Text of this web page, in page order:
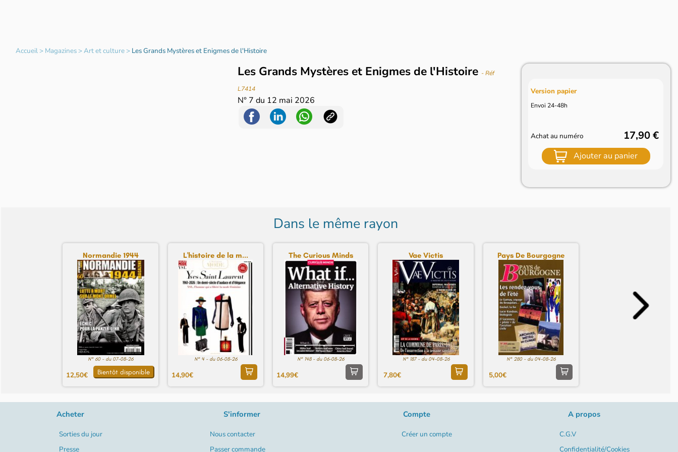
Accueil> Magazines>Art et culture> Les Grands Mystères et Enigmes de l'Histoire
Les Grands Mystères et Enigmes de l'Histoire - Réf
L7414
N° 7 du 12 mai 2026
Version papier
Envoi 24-48h
Achat au numéro 17,90 €
Ajouter au panier
Dans le même rayon
Normandie 1944
N° 60 - du 07-08-26
12,50€ Bientôt disponible
L'histoire de la m...
N° 4 - du 06-08-26
14,90€
The Curious Minds
N° 148 - du 06-08-26
14,99€
Vae Victis
N° 187 - du 04-08-26
7,80€
Pays De Bourgogne
N° 280 - du 04-08-26
5,00€
Acheter
Sorties du jour
Presse
S'informer
Nous contacter
Passer commande
Compte
Créer un compte
A propos
C.G.V
Confidentialité/Cookies